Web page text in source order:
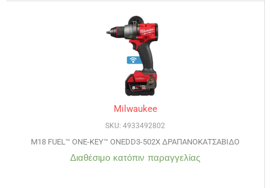
Milwaukee
SKU: 4933492802
M18 FUEL™ ONE-KEY™ ONEDD3-502X ΔΡΑΠΑΝΟΚΑΤΣΑΒΙΔO
Διαθέσιμο κατόπιν παραγγελίας